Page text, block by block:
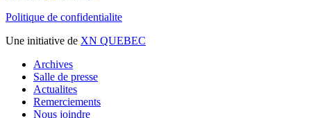
Politique de confidentialite
Une initiative de XN QUEBEC
Archives
Salle de presse
Actualites
Remerciements
Nous joindre